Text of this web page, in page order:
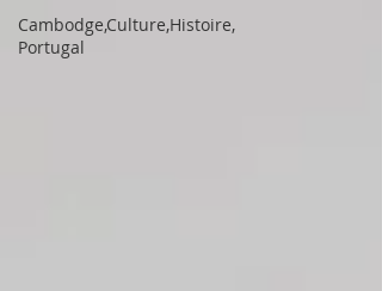
Cambodge,Culture,Histoire,
Portugal